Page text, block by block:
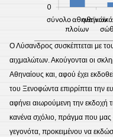
Ο Λύσανδρος συσκέπτεται με
αιχμαλώτων. Ακούγονται οι
Αθηναίους και, αφού έχει
του Ξενοφώντα επιρρίπτει την
αφήνει αιωρούμενη την εκδοχή
κανένα σχόλιο, πράγμα που μας
γεγονότα, προκειμένου να